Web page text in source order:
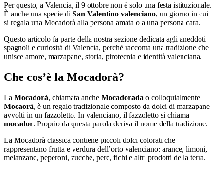
Per questo, a Valencia, il 9 ottobre non è solo una festa istituzionale.
È anche una specie di San Valentino valenciano, un giorno in cui
si regala una Mocadorà alla persona amata o a una persona cara.
Questo articolo fa parte della nostra sezione dedicata agli aneddoti
spagnoli e curiosità di Valencia, perché racconta una tradizione che
unisce amore, marzapane, storia, pirotecnia e identità valenciana.
Che cos’è la Mocadorà?
La Mocadorà, chiamata anche Mocadorada o colloquialmente
Mocaorà, è un regalo tradizionale composto da dolci di marzapane
avvolti in un fazzoletto. In valenciano, il fazzoletto si chiama
mocador. Proprio da questa parola deriva il nome della tradizione.
La Mocadorà classica contiene piccoli dolci colorati che
rappresentano frutta e verdura dell’orto valenciano: arance, limoni,
melanzane, peperoni, zucche, pere, fichi e altri prodotti della terra.